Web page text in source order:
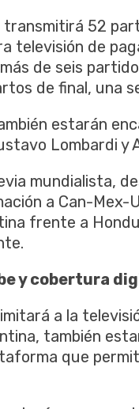
transmitirá 52
televisión de
de seis
de final, una
estarán
Lombardi y
mundialista,
a Can-Mex-
frente a
y cobertura
a la
también
que